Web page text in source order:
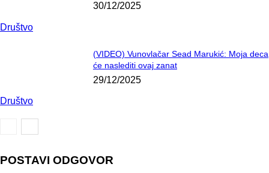
Društvo
30/12/2025
Društvo
(VIDEO) Vunovlačar Sead Marukić: Moja deca
će naslediti ovaj zanat
29/12/2025
POSTAVI ODGOVOR